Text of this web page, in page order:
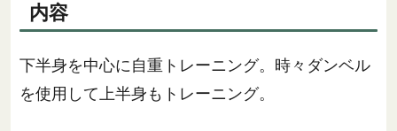
内容
下半身を中心に自重トレーニング。時々ダンベル
を使用して上半身もトレーニング。